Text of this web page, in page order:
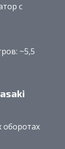
с
~5,5
оборотах